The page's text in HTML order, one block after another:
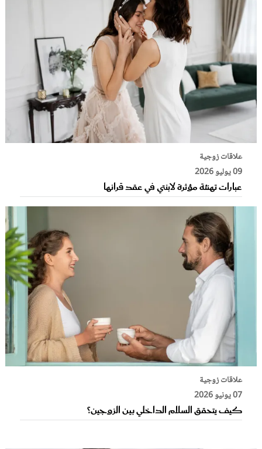
علاقات زوجية
09 يوليو 2026
عبارات تهنئة مؤثرة لابنتي في عقد قرانها
علاقات زوجية
07 يونيو 2026
كيف يتحقق السلام الداخلي بين الزوجين؟